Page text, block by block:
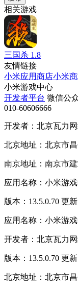
相关游戏
三国杀 1.8
友情链接
小米应用商店小米
小米游戏中心
开发者平台 微信公
010-60606666
开发者：北京瓦力
北京地址：北京市
南京地址：南京市
应用名称：小米游
版本：13.5.0.70 更
应用名称：小米游
开发者：北京瓦力
版本：13.5.0.70 更
北京地址：北京市